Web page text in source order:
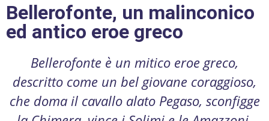
Bellerofonte, un malinconico
ed antico eroe greco
Bellerofonte è un mitico eroe greco,
descritto come un bel giovane coraggioso,
che doma il cavallo alato Pegaso, sconfigge